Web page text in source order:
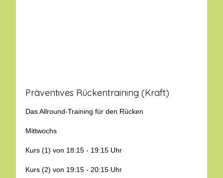
Präventives Rückentraining (Kraft)
Das Allround-Training für den Rücken
Mittwochs
Kurs (1) von 18:15 - 19:15 Uhr
Kurs (2) von 19:15 - 20:15 Uhr